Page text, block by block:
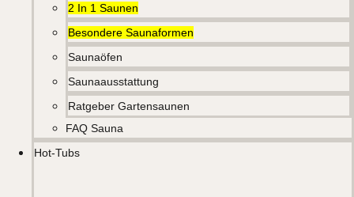
2 In 1 Saunen
Besondere Saunaformen
Saunaöfen
Saunaausstattung
Ratgeber Gartensaunen
FAQ Sauna
Hot-Tubs